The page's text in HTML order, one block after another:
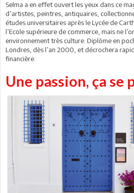
Selma a en effet ouvert les yeux dans ce
d’artistes, peintres, antiquaires,
études universitaires après le Lycée de
l’Ecole supérieure de commerce, mais ne
environnement très culture. Diplôme en
Londres, dès l’an 2000, et décrochera
financière.
Une passion, ça